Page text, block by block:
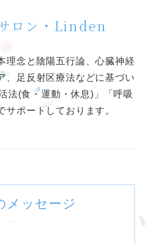
ロン・Linden
理念と陰陽五行論、心臓神経
、足反射区療法などに基づい
法(食・運動・休息)」「呼吸
サポートしております。
メッセージ